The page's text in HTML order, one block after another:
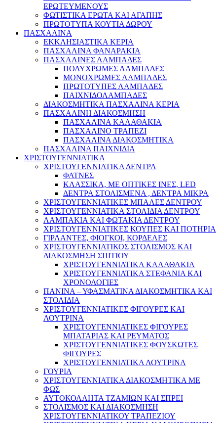
ΕΡΩΤΕΥΜΕΝΟΥΣ
ΦΩΤΙΣΤΙΚΑ ΕΡΩΤΑ ΚΑΙ ΑΓΑΠΗΣ
ΠΡΩΤΟΤΥΠΑ ΚΟΥΤΙΑ ΔΩΡΟΥ
ΠΑΣΧΑΛΙΝΑ
ΕΚΚΛΗΣΙΑΣΤΙΚΑ ΚΕΡΙΑ
ΠΑΣΧΑΛΙΝΑ ΦΑΝΑΡΑΚΙΑ
ΠΑΣΧΑΛΙΝΕΣ ΛΑΜΠΑΔΕΣ
ΠΟΛΥΧΡΩΜΕΣ ΛΑΜΠΑΔΕΣ
ΜΟΝΟΧΡΩΜΕΣ ΛΑΜΠΑΔΕΣ
ΠΡΩΤΟΤΥΠΕΣ ΛΑΜΠΑΔΕΣ
ΠΑΙΧΝΙΔΟΛΑΜΠΑΔΕΣ
ΔΙΑΚΟΣΜΗΤΙΚΑ ΠΑΣΧΑΛΙΝΑ ΚΕΡΙΑ
ΠΑΣΧΑΛΙΝΗ ΔΙΑΚΟΣΜΗΣΗ
ΠΑΣΧΑΛΙΝΑ ΚΑΛΑΘΑΚΙΑ
ΠΑΣΧΑΛΙΝΟ ΤΡΑΠΕΖΙ
ΠΑΣΧΑΛΙΝΑ ΔΙΑΚΟΣΜΗΤΙΚΑ
ΠΑΣΧΑΛΙΝΑ ΠΑΙΧΝΙΔΙΑ
ΧΡΙΣΤΟΥΓΕΝΝΙΑΤΙΚΑ
ΧΡΙΣΤΟΥΓΕΝΝΙΑΤΙΚΑ ΔΕΝΤΡΑ
ΦΑΤΝΕΣ
ΚΛΑΣΣΙΚΑ, ΜΕ ΟΠΤΙΚΕΣ ΙΝΕΣ, LED
ΔΕΝΤΡΑ ΣΤΟΛΙΣΜΕΝΑ , ΔΕΝΤΡΑ ΜΙΚΡΑ
ΧΡΙΣΤΟΥΓΕΝΝΙΑΤΙΚΕΣ ΜΠΑΛΕΣ ΔΕΝΤΡΟΥ
ΧΡΙΣΤΟΥΓΕΝΝΙΑΤΙΚΑ ΣΤΟΛΙΔΙΑ ΔΕΝΤΡΟΥ
ΛΑΜΠΑΚΙΑ ΚΑΙ ΦΩΤΑΚΙΑ ΔΕΝΤΡΟΥ
ΧΡΙΣΤΟΥΓΕΝΝΙΑΤΙΚΕΣ ΚΟΥΠΕΣ ΚΑΙ ΠΟΤΗΡΙΑ
ΓΙΡΛΑΝΤΕΣ, ΦΙΟΓΚΟΙ, ΚΟΡΔΕΛΕΣ
ΧΡΙΣΤΟΥΓΕΝΝΙΑΤΙΚΟΣ ΣΤΟΛΙΣΜΟΣ ΚΑΙ
ΔΙΑΚΟΣΜΗΣΗ ΣΠΙΤΙΟΥ
ΧΡΙΣΤΟΥΓΕΝΝΙΑΤΙΚΑ ΚΑΛΑΘΑΚΙΑ
ΧΡΙΣΤΟΥΓΕΝΝΙΑΤΙΚΑ ΣΤΕΦΑΝΙΑ ΚΑΙ
ΧΡΟΝΟΛΟΓΙΕΣ
ΠΑΝΙΝΑ – ΥΦΑΣΜΑΤΙΝΑ ΔΙΑΚΟΣΜΗΤΙΚΑ ΚΑΙ
ΣΤΟΛΙΔΙΑ
ΧΡΙΣΤΟΥΓΕΝΝΙΑΤΙΚΕΣ ΦΙΓΟΥΡΕΣ ΚΑΙ
ΛΟΥΤΡΙΝΑ
ΧΡΙΣΤΟΥΓΕΝΝΙΑΤΙΚΕΣ ΦΙΓΟΥΡΕΣ
ΜΠΑΤΑΡΙΑΣ ΚΑΙ ΡΕΥΜΑΤΟΣ
ΧΡΙΣΤΟΥΓΕΝΝΙΑΤΙΚΕΣ ΦΟΥΣΚΩΤΕΣ
ΦΙΓΟΥΡΕΣ
ΧΡΙΣΤΟΥΓΕΝΝΙΑΤΙΚΑ ΛΟΥΤΡΙΝΑ
ΓΟΥΡΙΑ
ΧΡΙΣΤΟΥΓΕΝΝΙΑΤΙΚΑ ΔΙΑΚΟΣΜΗΤΙΚΑ ΜΕ
ΦΩΣ
ΑΥΤΟΚΟΛΛΗΤΑ ΤΖΑΜΙΩΝ ΚΑΙ ΣΠΡΕΙ
ΣΤΟΛΙΣΜΟΣ ΚΑΙ ΔΙΑΚΟΣΜΗΣΗ
ΧΡΙΣΤΟΥΓΕΝΝΙΑΤΙΚΟΥ ΤΡΑΠΕΖΙΟΥ